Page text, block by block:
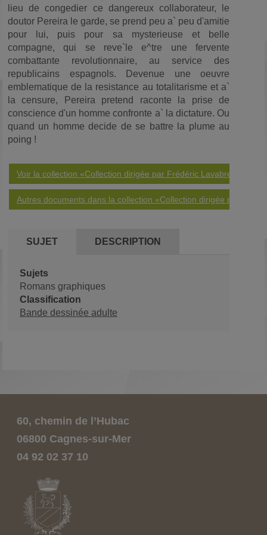
lieu de congedier ce dangereux collaborateur, le
doutor Pereira le garde, se prend peu a` peu d'amitie
pour lui, puis pour sa mysterieuse et belle
compagne, qui se reve`le e^tre une fervente
combattante revolutionnaire, au service des
republicains espagnols. Devenue une oeuvre
emblematique de la resistance au totalitarisme et a`
la censure, Pereira pretend raconte la prise de
conscience d'un homme confronte a` la dictature. Ou
quand un homme decide de se battre la plume au
poing !
Voir la collection «Collection dirigée par Frédéric Lavabre, 2016»
Autres documents dans la collection «Collection dirigée par
SUJET DESCRIPTION
Sujets
Romans graphiques
Classification
Bande dessinée adulte
60, chemin de l’Hubac
06800 Cagnes-sur-Mer
04 92 02 37 10